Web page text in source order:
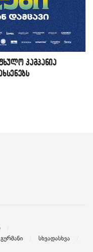
კამპანია
გურმანი
სხვადასხვა